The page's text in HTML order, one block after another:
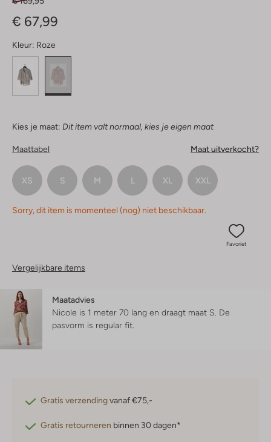
€ 67,99
Kleur: Roze
Kies je maat: Dit item valt normaal, kies je eigen maat
Maattabel Maat uitverkocht?
XS S M L XL XXL
Sorry, dit item is momenteel (nog) niet beschikbaar.
Favoriet
Vergelijkbare items
Maatadvies
Nicole is 1 meter 70 lang en draagt maat S. De
pasvorm is regular fit
Gratis verzendingvanaf €75,-
Gratis retourneren binnen 30 dagen*